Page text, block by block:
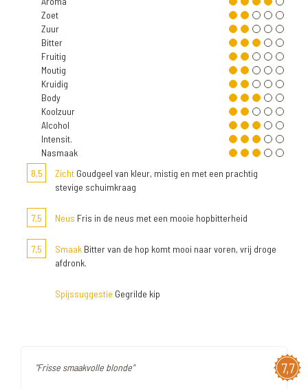
Zoet
Zuur
Bitter
Fruitig
Moutig
Kruidig
Body
Koolzuur
Alcohol
Intensit.
Nasmaak
8,5
Zicht Goudgeel van kleur, mistig en met een prachtig
stevige schuimkraag
7,5 Neus Fris in de neus met een mooie hopbitterheid
7,5 Smaak Bitter van de hop komt mooi naar voren, vrij droge
afdronk.
Spijssuggestie Gegrilde kip
7,7
"Frisse smaakvolle blonde"